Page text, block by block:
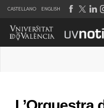
CASTELLANO ENGLISH